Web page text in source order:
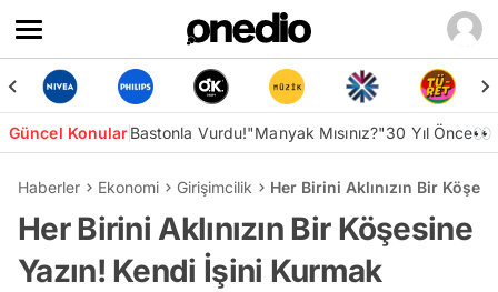
Güncel KonularBastonla Vurdu!"Manyak Mısınız?"30 Yıl Önce👀
Haberler Ekonomi Girişimcilik Her Birini Aklınızın Bir
Her Birini Aklınızın Bir Köşesine
Yazın! Kendi İşini Kurmak